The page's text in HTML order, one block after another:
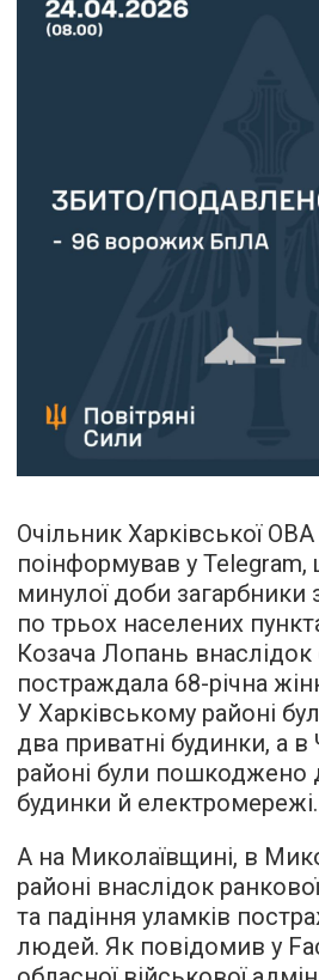
Очільник Харківської
поінформував у
минулої доби загарбники
по трьох населених
Козача Лопань внаслідок
постраждала 68-річна
У Харківському районі
два приватні будинки, а в
районі були пошкоджено
будинки й електромережі.
А на Миколаївщині, в
районі внаслідок
та падіння уламків
людей. Як повідомив у